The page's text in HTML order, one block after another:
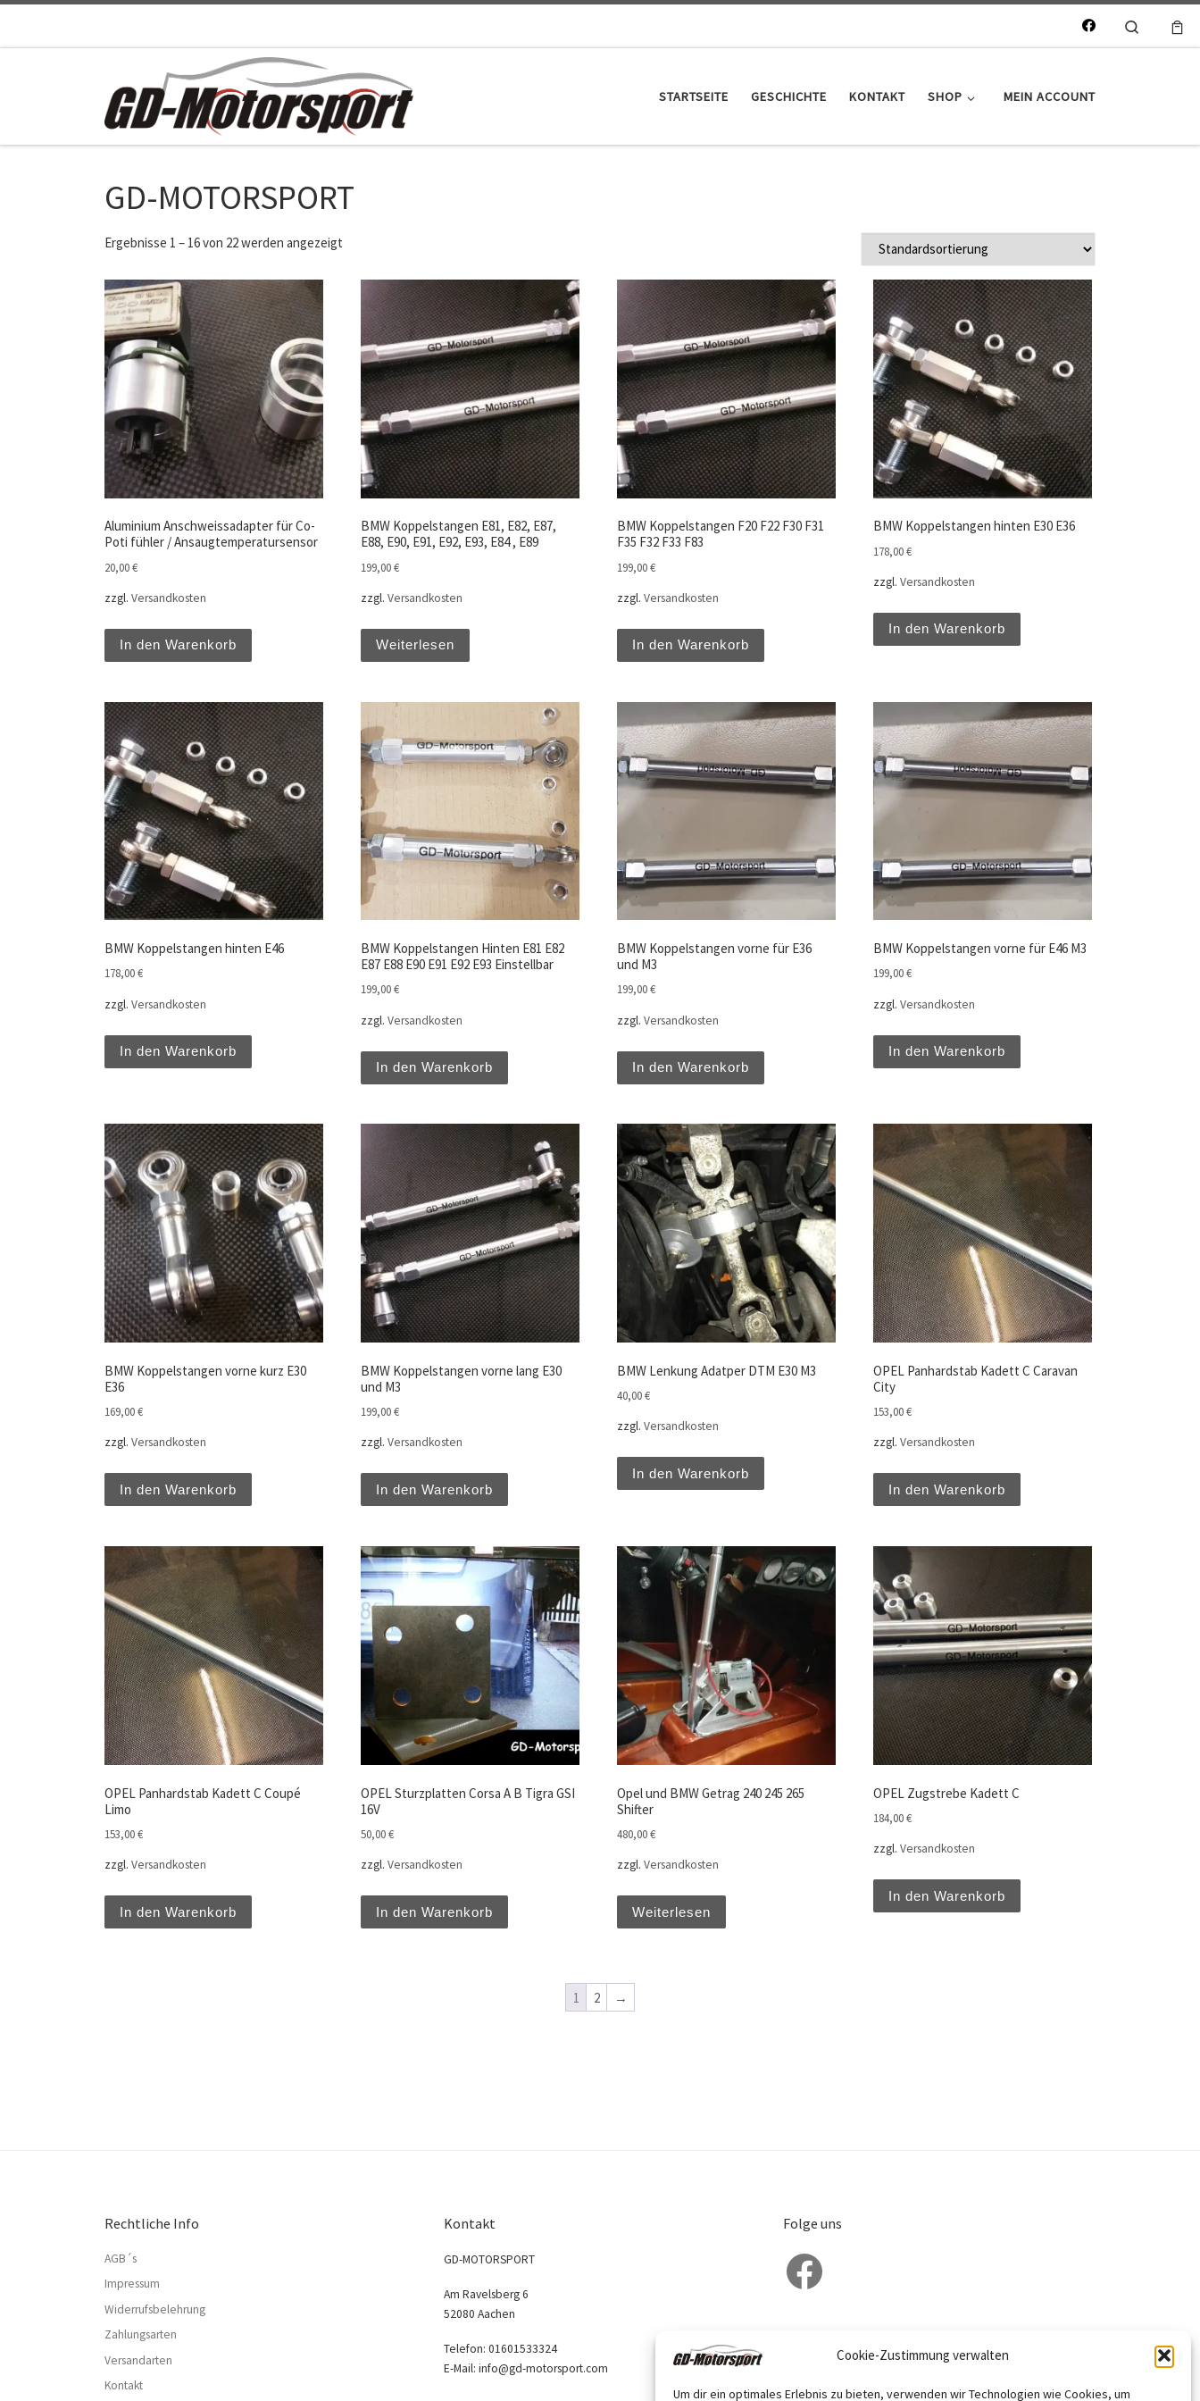
Cookie-Zustimmung verwalten
Um dir ein optimales Erlebnis zu bieten, verwenden wir Technologien wie Cookies, um
Search
STARTSEITE GESCHICHTE KONTAKT SHOP MEIN ACCOUNT
GD-MOTORSPORT
Ergebnisse 1 – 16 von 22 werden angezeigt
Aluminium Anschweissadapter für Co-
Poti fühler / Ansaugtemperatursensor
20,00€
zzgl. Versandkosten
In den Warenkorb
BMW Koppelstangen E81, E82, E87,
E88, E90, E91, E92, E93, E84 , E89
199,00€
zzgl. Versandkosten
Weiterlesen
BMW Koppelstangen F20 F22 F30 F31
F35 F32 F33 F83
199,00€
zzgl. Versandkosten
In den Warenkorb
BMW Koppelstangen hinten E30 E36
178,00€
zzgl. Versandkosten
In den Warenkorb
BMW Koppelstangen hinten E46
178,00€
zzgl. Versandkosten
In den Warenkorb
BMW Koppelstangen Hinten E81 E82
E87 E88 E90 E91 E92 E93 Einstellbar
199,00€
zzgl. Versandkosten
In den Warenkorb
BMW Koppelstangen vorne für E36
und M3
199,00€
zzgl. Versandkosten
In den Warenkorb
BMW Koppelstangen vorne für E46 M3
199,00€
zzgl. Versandkosten
In den Warenkorb
BMW Koppelstangen vorne kurz E30
E36
169,00€
zzgl. Versandkosten
In den Warenkorb
BMW Koppelstangen vorne lang E30
und M3
199,00€
zzgl. Versandkosten
In den Warenkorb
BMW Lenkung Adatper DTM E30 M3
40,00€
zzgl. Versandkosten
In den Warenkorb
OPEL Panhardstab Kadett C Caravan
City
153,00€
zzgl. Versandkosten
In den Warenkorb
OPEL Panhardstab Kadett C Coupé
Limo
153,00€
zzgl. Versandkosten
In den Warenkorb
OPEL Sturzplatten Corsa A B Tigra GSI
16V
50,00€
zzgl. Versandkosten
In den Warenkorb
Opel und BMW Getrag 240 245 265
Shifter
480,00€
zzgl. Versandkosten
Weiterlesen
OPEL Zugstrebe Kadett C
184,00€
zzgl. Versandkosten
In den Warenkorb
1 2 →
Rechtliche Info
AGB´s
Impressum
Widerrufsbelehrung
Zahlungsarten
Versandarten
Kontakt
Kontakt
GD-MOTORSPORT
Am Ravelsberg 6
52080 Aachen
Telefon: 01601533324
E-Mail: info@gd-motorsport.com
Folge uns
Facebook